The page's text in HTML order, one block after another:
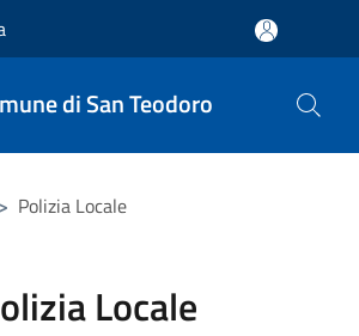
di San Teodoro
> Polizia Locale
Locale